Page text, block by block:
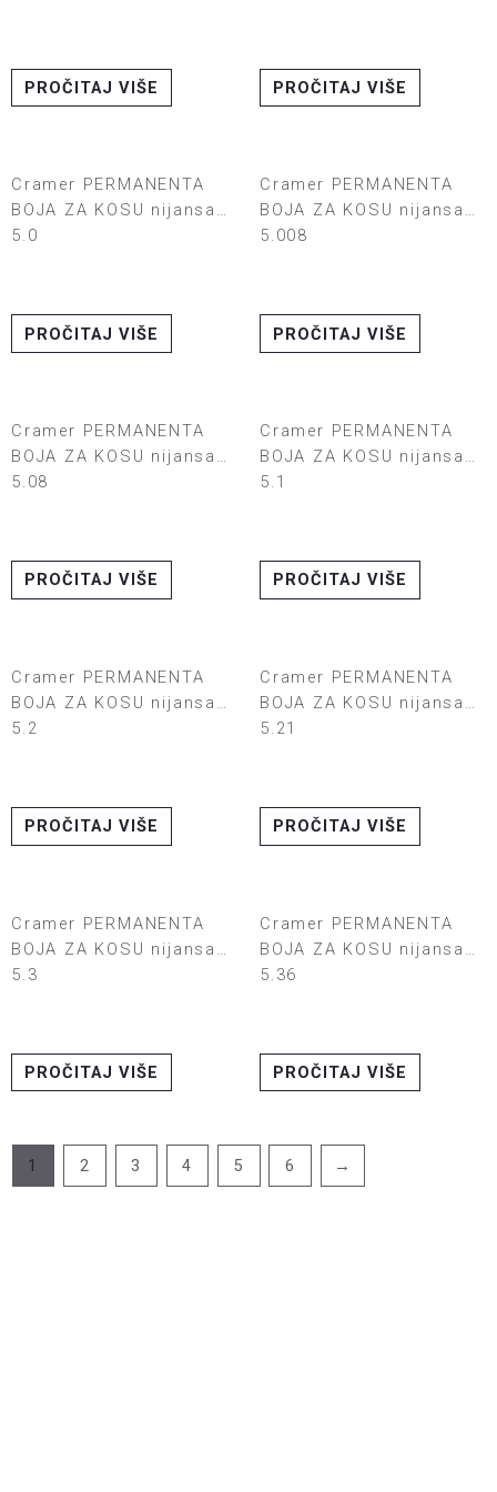
PROČITAJ VIŠE PROČITAJ VIŠE
Cramer PERMANENTA
BOJA ZA KOSU nijansa
5.0
PROČITAJ VIŠE
Cramer PERMANENTA
BOJA ZA KOSU nijansa
5.008
PROČITAJ VIŠE
Cramer PERMANENTA
BOJA ZA KOSU nijansa
5.08
PROČITAJ VIŠE
Cramer PERMANENTA
BOJA ZA KOSU nijansa
5.1
PROČITAJ VIŠE
Cramer PERMANENTA
BOJA ZA KOSU nijansa
5.2
PROČITAJ VIŠE
Cramer PERMANENTA
BOJA ZA KOSU nijansa
5.21
PROČITAJ VIŠE
Cramer PERMANENTA
BOJA ZA KOSU nijansa
5.3
PROČITAJ VIŠE
Cramer PERMANENTA
BOJA ZA KOSU nijansa
5.36
PROČITAJ VIŠE
1 2 3 4 5 6 →